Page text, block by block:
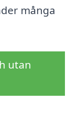
många
utan